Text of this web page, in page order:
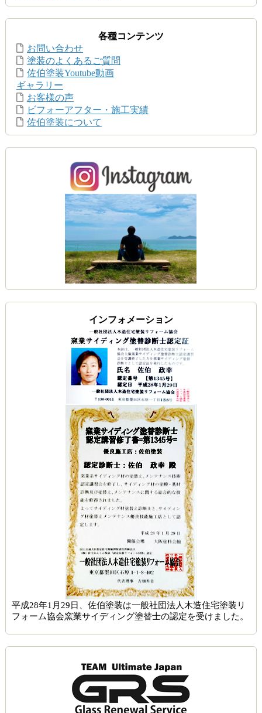
各種コンテンツ
お問い合わせ
塗装のよくあるご質問
佐伯塗装Youtube動画
ギャラリー
お客様の声
ビフォーアフター・施工実績
佐伯塗装について
インフォメーション
平成28年1月29日、佐伯塗装は一般社団法人木造住宅塗装リ
フォーム協会窯業サイディング塗替士の認定を受けました。